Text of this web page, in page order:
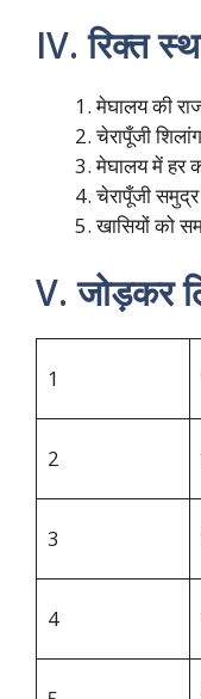
IV. रिक्त
मेघालय की
चेरापूँजी
मेघालय में हर
चेरापूँजी
खासियों को
V. जोड़कर
1
2
3
4